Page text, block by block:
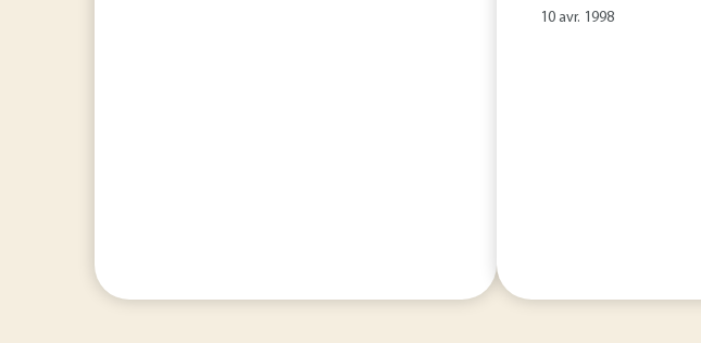
10 avr. 1998